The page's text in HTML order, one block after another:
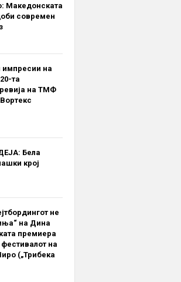
PDT
Македонската
современ
на
та
на ТМФ
Бела
крој
не
на Дина
премиера
на
(„Трибека